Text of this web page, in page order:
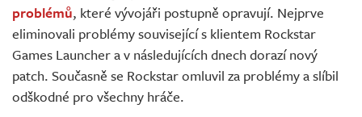
problémů, které vývojáři postupně opravují. Nejprve
eliminovali problémy související s klientem Rockstar
Games Launcher a v následujících dnech dorazí nový
patch. Současně se Rockstar omluvil za problémy a slíbil
odškodné pro všechny hráče.